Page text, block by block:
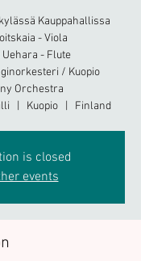
Kauppahallissa
- Viola
- Flute
/ Kuopio
Orchestra
| Kuopio | Finland
is closed
events